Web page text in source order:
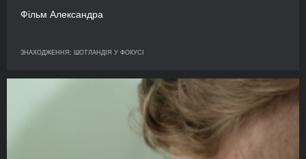
Фільм Александра
ЗНАХОДЖЕННЯ: ШОТЛАНДІЯ У ФОКУСІ